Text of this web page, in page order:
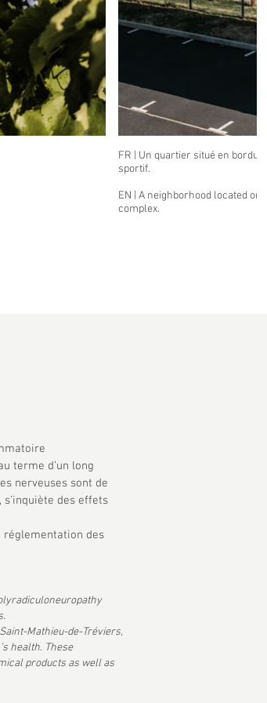
FR | Un quartier situé en
sportif.
EN | A neighborhood located
complex.
terme d’un long
nerveuses sont de
des effets
réglementation des
Mathieu-de-Tréviers,
health. These
products as well as